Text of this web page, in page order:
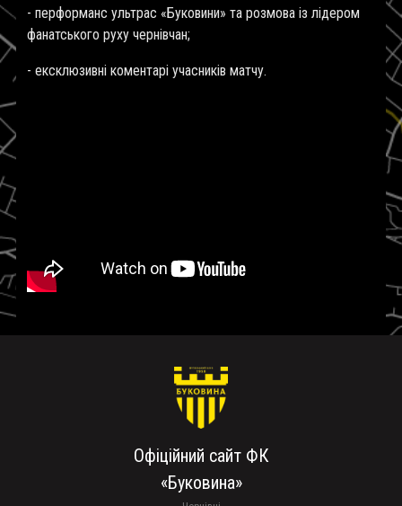
- перформанс ультрас «Буковини» та розмова із лідером
фанатського руху чернівчан;
- ексклюзивні коментарі учасників матчу.
Офіційний сайт ФК
«Буковина»